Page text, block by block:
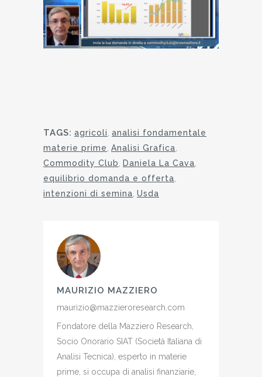
TAGS: agricoli analisi fondamentale
materie prime Analisi Grafica
Commodity Club
Daniela La Cava
equilibrio domanda e offerta
intenzioni di semina Usda
MAURIZIO MAZZIERO
maurizio@mazzieroresearch.com
Fondatore della Mazziero Research,
Socio Onorario SIAT (Società Italiana di
Analisi Tecnica), esperto in materie
prime, si occupa di analisi finanziarie,